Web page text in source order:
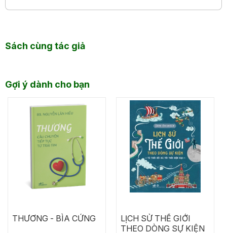
Sách cùng tác giả
Gợi ý dành cho bạn
THƯƠNG - BÌA CỨNG
LỊCH SỬ THẾ GIỚI
THEO DÒNG SỰ KIỆN